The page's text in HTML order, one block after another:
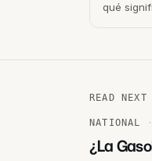
qué
READ NEXT
NATIONAL ·
¿La